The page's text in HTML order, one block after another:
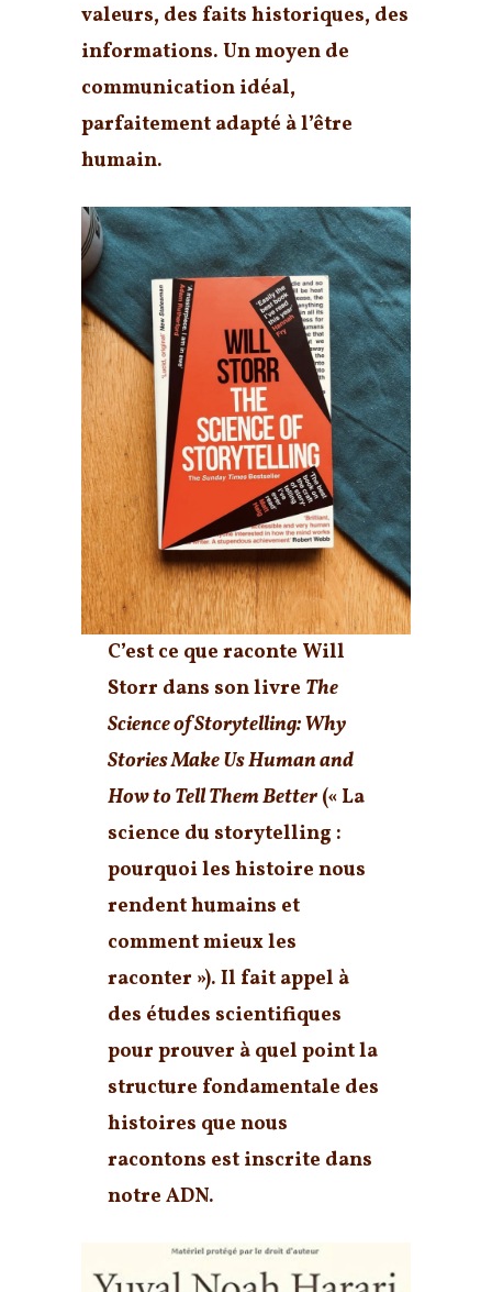
valeurs, des faits historiques, des
informations. Un moyen de
communication idéal,
parfaitement adapté à l’être
humain.
C’est ce que raconte Will
Storr dans son livre The
Science of Storytelling: Why
Stories Make Us Human and
How to Tell Them Better (« La
science du storytelling :
pourquoi les histoire nous
rendent humains et
comment mieux les
raconter »). Il fait appel à
des études scientifiques
pour prouver à quel pointla
structure fondamentale des
histoires que nous
racontons est inscrite dans
notre ADN.